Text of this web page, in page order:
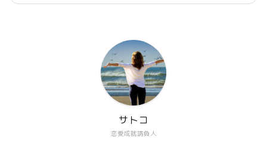
恋愛成就請負人
サトコ